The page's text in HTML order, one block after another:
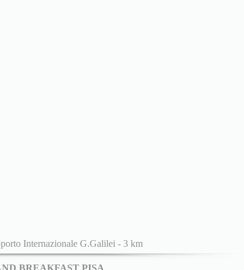
Internazionale G.Galilei - 3 km
BREAKFAST PISA